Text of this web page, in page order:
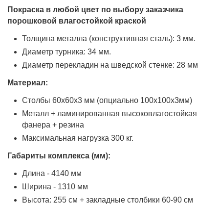
Покраска в любой цвет по выбору заказчика
порошковой влагостойкой краской
Толщина металла (конструктивная сталь): 3 мм.
Диаметр турника: 34 мм.
Диаметр перекладин на шведской стенке: 28 мм
Материал:
Столбы 60х60х3 мм (опциально 100х100х3мм)
Металл + ламинированная высоковлагостойкая
фанера + резина
Максимальная нагрузка 300 кг.
Габариты комплекса (мм):
Длина - 4140 мм
Ширина - 1310 мм
Высота: 255 см + закладные столбики 60-90 см